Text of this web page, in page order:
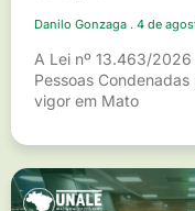
Danilo Gonzaga 4 de
A Lei nº 13.463/
Pessoas
vigor em Mato